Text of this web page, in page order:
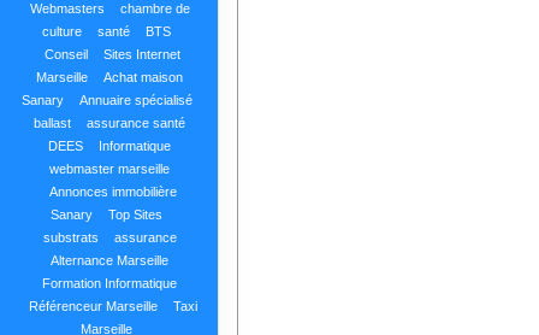
Webmasters
chambre de
culture
santé
BTS
Conseil
Sites Internet
Marseille
Achat maison
Sanary
Annuaire spécialisé
ballast
assurance santé
DEES
Informatique
webmaster marseille
Annonces immobilière
Sanary
Top Sites
substrats
assurance
Alternance Marseille
Formation Informatique
Référenceur Marseille
Taxi
Marseille